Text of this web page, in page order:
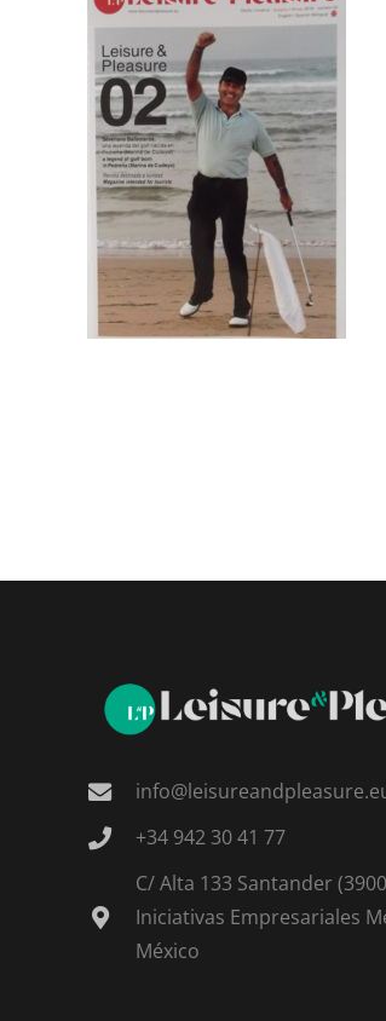
+34 942 30 41 77
C/ Alta 133 Santander
Iniciativas Empresariales
México